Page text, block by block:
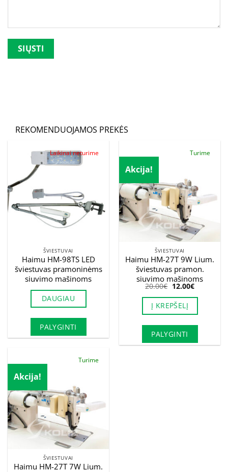
REKOMENDUOJAMOS PREKĖS
Laikinai neturime
ŠVIESTUVAI
Haimu HM-98TS LED
šviestuvas pramoninėms
siuvimo mašinoms
DAUGIAU
PALYGINTI
Akcija!
Turime
ŠVIESTUVAI
Haimu HM-27T 9W Lium.
šviestuvas pramon.
siuvimo mašinoms
20.00€ Original
was:
20.00€.
12.00€Current
is:
Į KREPŠELĮ
PALYGINTI
Akcija!
Turime
ŠVIESTUVAI
Haimu HM-27T 7W Lium.